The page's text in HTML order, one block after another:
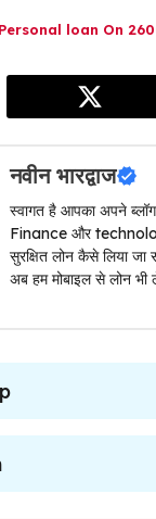
loan On
नवीन भारद्वाज
स्वागत है आपका अपने
Finance और
सुरक्षित लोन कैसे लिया
अब हम मोबाइल से लोन